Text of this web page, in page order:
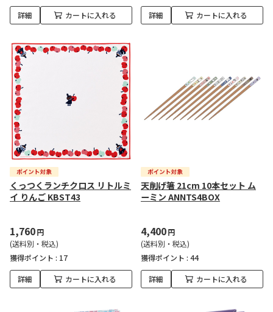
詳細 カートに入れる 詳細 カートに入れる
くっつくランチクロス リトルミ
イ りんご KBST43
1,760円
(送料別・税込)
獲得ポイント : 17
詳細 カートに入れる
天削げ箸 21cm 10本セット ム
ーミン ANNTS4BOX
4,400円
(送料別・税込)
獲得ポイント : 44
詳細 カートに入れる